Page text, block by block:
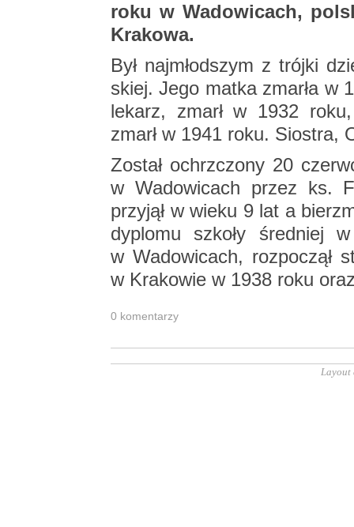
roku w Wa­do­wi­cach,
Kra­ko­wa.
Był naj­młod­szym z trój­ki
skiej. Jego matka zmar­ła w
le­karz, zmarł w 1932
zmarł w 1941 roku. Sio­stra,
Zo­stał ochrzczo­ny 20
w Wa­do­wi­cach przez ks.
przy­jął w wieku 9 lat a
dy­plo­mu szko­ły śred­niej
w Wa­do­wi­cach, roz­po­czął
w Kra­ko­wie w 1938 roku
0 ko­men­ta­rzy
Layout